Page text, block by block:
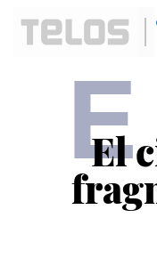
E
El